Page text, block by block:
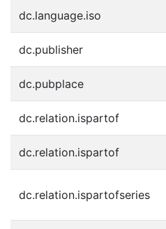
dc.language.iso
dc.publisher
dc.pubplace
dc.relation.ispartof
dc.relation.ispartof
dc.relation.ispartofseries